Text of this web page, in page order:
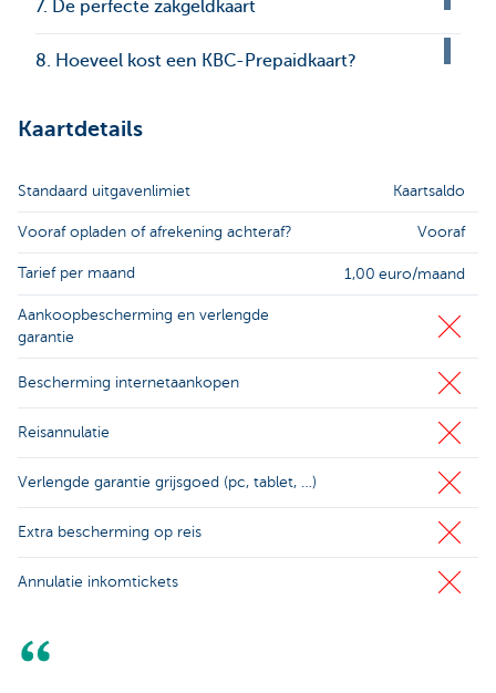
7. De perfecte zakgeldkaart
8. Hoeveel kost een KBC-Prepaidkaart?
Kaartdetails
Standaard uitgavenlimiet Kaartsaldo
Vooraf opladen of afrekening achteraf? Vooraf
Tarief per maand 1,00 euro/maand
Aankoopbescherming en verlengde
garantie
Bescherming internetaankopen
Reisannulatie
Verlengde garantie grijsgoed (pc, tablet, …)
Extra bescherming op reis
Annulatie inkomtickets